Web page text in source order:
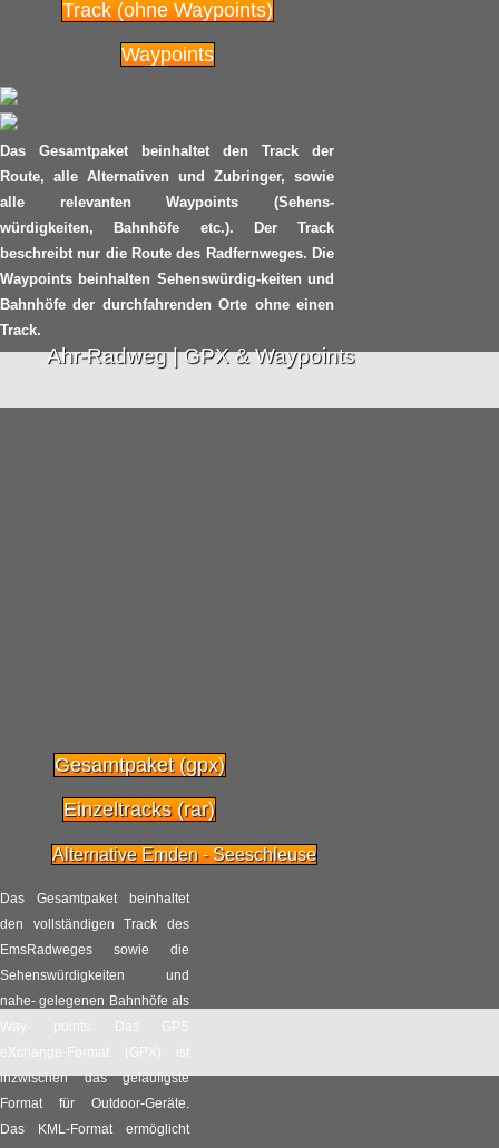
2017
Radpilot
2017
vonRadpilot | Views91
18.02
2017
Politisches Hick-Hack
um den RS1 in Essen
Radpilot Views
12.02
2017
Im Land der Tödden
20.11
Geschichte des
23.10
2016
Fazit zur
Radwandersaison 2016
Radpilot
15.09
2016
Touri-Hochburgen sind
keine Gewähr für freie
Betten
von Radpilot
Track (ohne Waypoints)
Waypoints
Das Gesamtpaket beinhaltet den Track der
Route, alle Alternativen und Zubringer, sowie
alle relevanten Waypoints (Sehens-
würdigkeiten, Bahnhöfe etc.). Der Track
beschreibt nur die Route des Radfernweges. Die
Waypoints beinhalten Sehenswürdig-keiten und
Bahnhöfe der durchfahrenden Orte ohne einen
Track.
Ahr-Radweg | GPX & Waypoints
Gesamtpaket (gpx)
Einzeltracks (rar)
Alternative Emden - Seeschleuse
Das Gesamtpaket beinhaltet
den vollständigen Track des
EmsRadweges sowie die
Sehenswürdigkeiten und
nahe- gelegenen Bahnhöfe als
Way- points. Das GPS
eXchange-Format (GPX) ist
inzwischen das geläufigste
Format für Outdoor-Geräte.
Das KML-Format ermöglicht